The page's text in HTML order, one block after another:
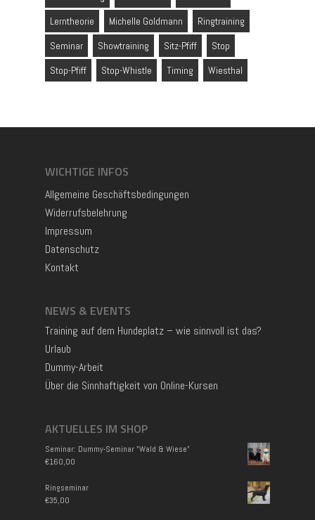
Lerntheorie
Michelle Goldmann
Ringtraining
Seminar
Showtraining Sitz-Pfiff
Stop
Stop-Pfiff
Stop-Whistle Timing Wiesthal
WICHTIGE INFOS
Allgemeine Geschäftsbedingungen
Widerrufsbelehrung
Impressum
Datenschutz
Kontakt
NEWS & EVENTS
Training auf dem Hundeplatz – wie sinnvoll ist das?
Urlaub
Dummy-Arbeit
Über die Sinnhaftigkeit von Online-Kursen
AKTUELLES IM SHOP
Seminar: Dummy-Seminar "Wald & Wiese"
€160,00
Ringseminar
€35,00